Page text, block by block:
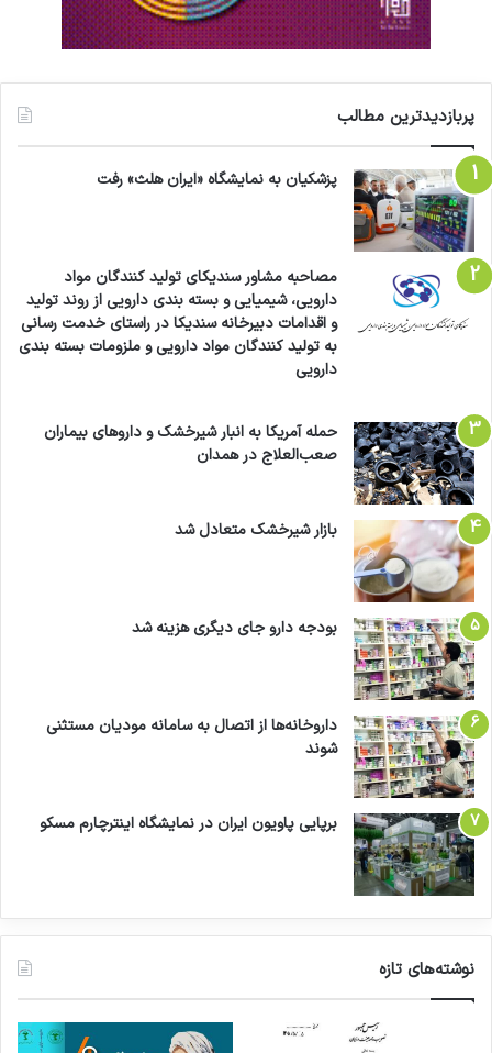
پربازدیدترین مطالب
پزشکیان به نمایشگاه «ایران هلث» رفت
مصاحبه مشاور سندیکای تولید کنندگان مواد
دارویی، شیمیایی و بسته بندی دارویی از روند تولید
و اقدامات دبیرخانه سندیکا در راستای خدمت رسانی
به تولید کنندگان مواد دارویی و ملزومات بسته بندی
دارویی
حمله آمریکا به انبار شیرخشک و داروهای بیماران
صعب‌العلاج در همدان
بازار شیرخشک متعادل شد
بودجه دارو جای دیگری هزینه شد
داروخانه‌ها از اتصال به سامانه مودیان مستثنی
شوند
برپایی پاویون ایران در نمایشگاه اینترچارم مسکو
نوشته‌های تازه